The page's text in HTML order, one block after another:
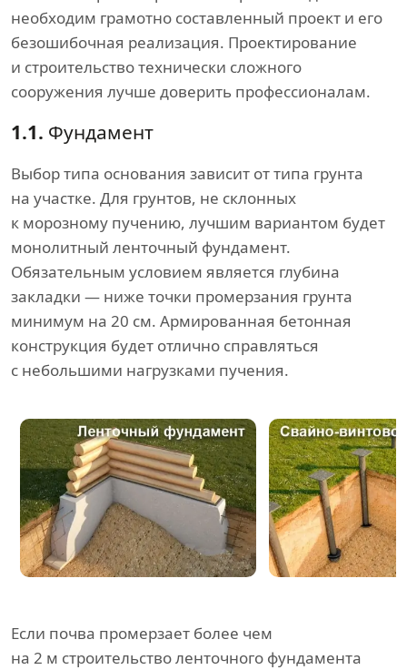
необходим грамотно составленный проект и его
безошибочная реализация. Проектирование
и строительство технически сложного
сооружения лучше доверить профессионалам.
1.1. Фундамент
Выбор типа основания зависит от типа грунта
на участке. Для грунтов, не склонных
к морозному пучению, лучшим вариантом будет
монолитный ленточный фундамент.
Обязательным условием является глубина
закладки — ниже точки промерзания грунта
минимум на 20 см. Армированная бетонная
конструкция будет отлично справляться
с небольшими нагрузками пучения.
Если почва промерзает более чем
на 2 м строительство ленточного фундамента